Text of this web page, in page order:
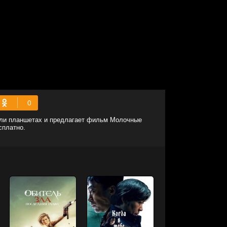
планшетах и предлагает фильм Молочные